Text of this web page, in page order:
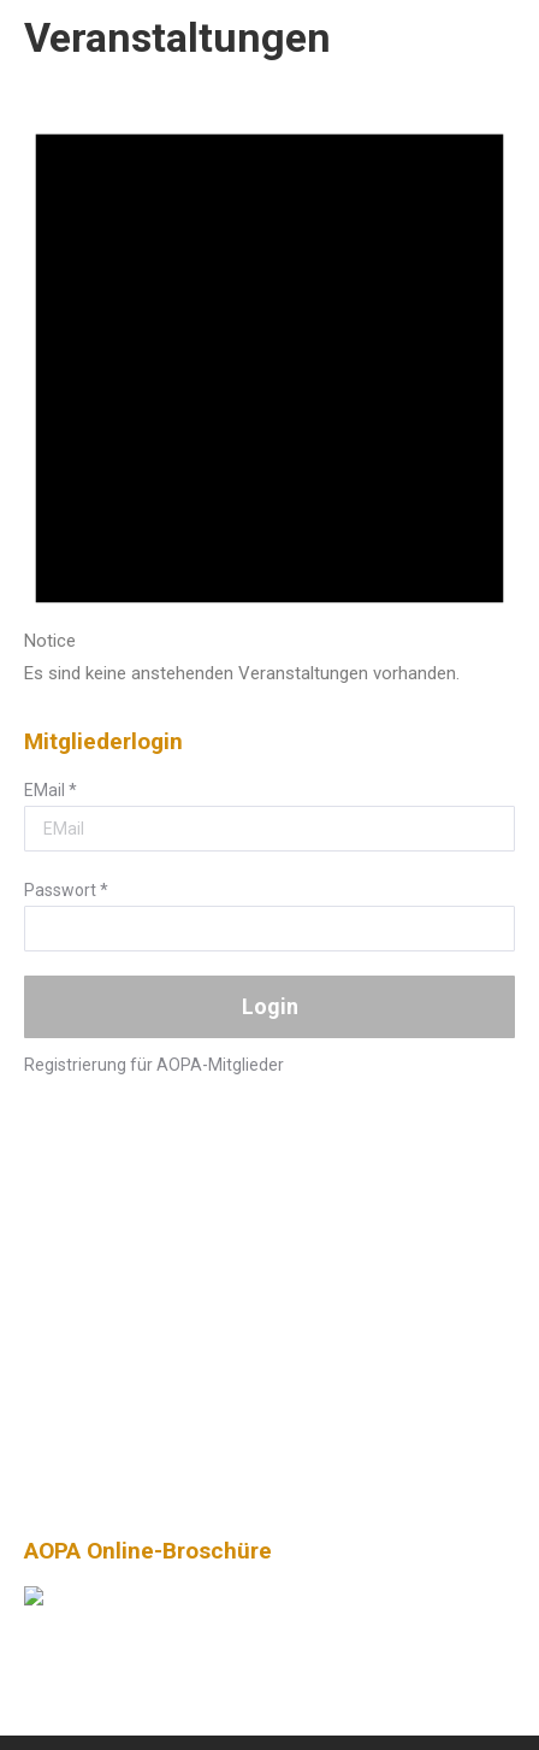
Veranstaltungen
Notice
Es sind keine anstehenden Veranstaltungen vorhanden.
Mitgliederlogin
EMail *
Passwort*
Registrierung für AOPA-Mitglieder
AOPA Online-Broschüre